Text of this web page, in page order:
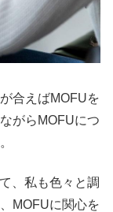
合えばMOFUを
がらMOFUにつ
、私も色々と調
MOFUに関心を